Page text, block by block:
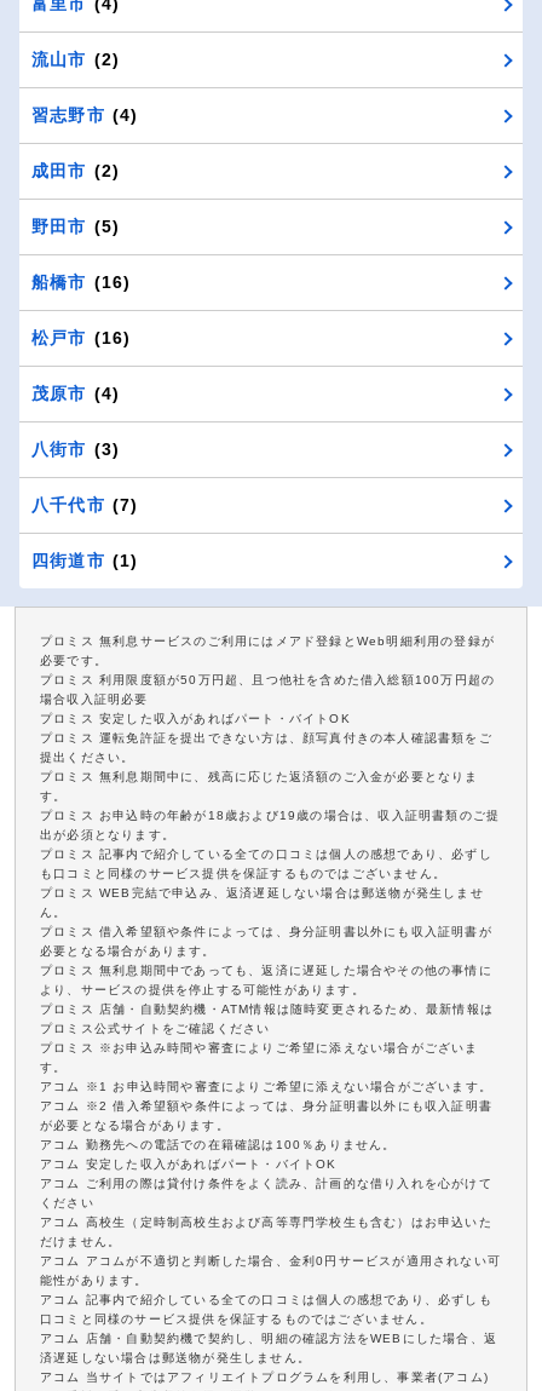
富里市 (4)
流山市 (2)
習志野市 (4)
成田市 (2)
野田市 (5)
船橋市 (16)
松戸市 (16)
茂原市 (4)
八街市 (3)
八千代市 (7)
四街道市 (1)
プロミス 無利息サービスのご利用にはメアド登録とWeb明細利用の登録が
必要です。
プロミス 利用限度額が50万円超、且つ他社を含めた借入総額100万円超の
場合収入証明必要
プロミス 安定した収入があればパート・バイトOK
プロミス 運転免許証を提出できない方は、顔写真付きの本人確認書類をご
提出ください。
プロミス 無利息期間中に、残高に応じた返済額のご入金が必要となりま
す。
プロミス お申込時の年齢が18歳および19歳の場合は、収入証明書類のご提
出が必須となります。
プロミス 記事内で紹介している全ての口コミは個人の感想であり、必ずし
も口コミと同様のサービス提供を保証するものではございません。
プロミス WEB完結で申込み、返済遅延しない場合は郵送物が発生しませ
ん。
プロミス 借入希望額や条件によっては、身分証明書以外にも収入証明書が
必要となる場合があります。
プロミス 無利息期間中であっても、返済に遅延した場合やその他の事情に
より、サービスの提供を停止する可能性があります。
プロミス 店舗・自動契約機・ATM情報は随時変更されるため、最新情報は
プロミス公式サイトをご確認ください
プロミス ※お申込み時間や審査によりご希望に添えない場合がございま
す。
アコム ※1 お申込時間や審査によりご希望に添えない場合がございます。
アコム ※2 借入希望額や条件によっては、身分証明書以外にも収入証明書
が必要となる場合があります。
アコム 勤務先への電話での在籍確認は100％ありません。
アコム 安定した収入があればパート・バイトOK
アコム ご利用の際は貸付け条件をよく読み、計画的な借り入れを心がけて
ください
アコム 高校生（定時制高校生および高等専門学校生も含む）はお申込いた
だけません。
アコム アコムが不適切と判断した場合、金利0円サービスが適用されない可
能性があります。
アコム 記事内で紹介している全ての口コミは個人の感想であり、必ずしも
口コミと同様のサービス提供を保証するものではございません。
アコム 店舗・自動契約機で契約し、明細の確認方法をWEBにした場合、返
済遅延しない場合は郵送物が発生しません。
アコム 当サイトではアフィリエイトプログラムを利用し、事業者(アコム)